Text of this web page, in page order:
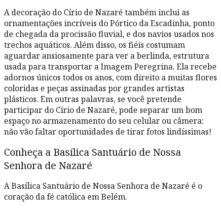
A decoração do Círio de Nazaré também inclui as
ornamentações incríveis do Pórtico da Escadinha, ponto
de chegada da procissão fluvial, e dos navios usados nos
trechos aquáticos. Além disso, os fiéis costumam
aguardar ansiosamente para ver a berlinda, estrutura
usada para transportar a Imagem Peregrina. Ela recebe
adornos únicos todos os anos, com direito a muitas flores
coloridas e peças assinadas por grandes artistas
plásticos. Em outras palavras, se você pretende
participar do Círio de Nazaré, pode separar um bom
espaço no armazenamento do seu celular ou câmera:
não vão faltar oportunidades de tirar fotos lindíssimas!
Conheça a Basílica Santuário de Nossa
Senhora de Nazaré
A Basílica Santuário de Nossa Senhora de Nazaré é o
coração da fé católica em Belém.